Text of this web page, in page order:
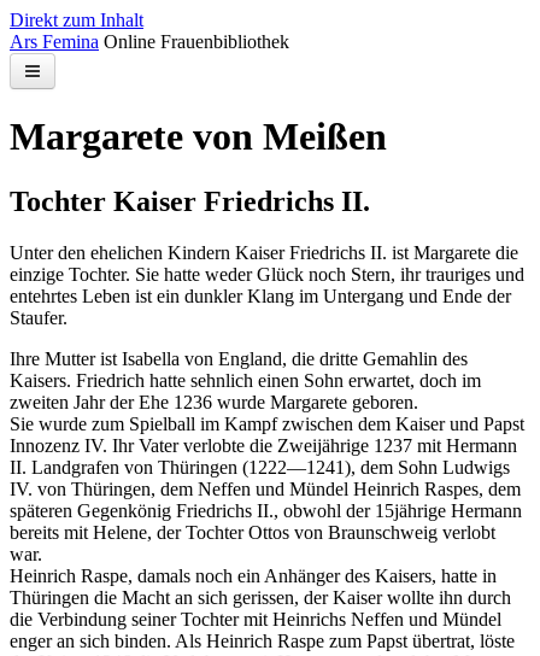
Direkt zum Inhalt
Ars Femina Online Frauenbibliothek
Kontakt
Suchen
Margarete von Meißen
Tochter Kaiser Friedrichs II.
Unter den ehelichen Kindern Kaiser Friedrichs II. ist Margarete die
einzige Tochter. Sie hatte weder Glück noch Stern, ihr trauriges und
entehrtes Leben ist ein dunkler Klang im Untergang und Ende der
Staufer.
Ihre Mutter ist Isabella von England, die dritte Gemahlin des
Kaisers. Friedrich hatte sehnlich einen Sohn erwartet, doch im
zweiten Jahr der Ehe 1236 wurde Margarete geboren.
Sie wurde zum Spielball im Kampf zwischen dem Kaiser und Papst
Innozenz IV. Ihr Vater verlobte die Zweijährige 1237 mit Hermann
II. Landgrafen von Thüringen (1222—1241), dem Sohn Ludwigs
IV. von Thüringen, dem Neffen und Mündel Heinrich Raspes, dem
späteren Gegenkönig Friedrichs II., obwohl der 15jährige Hermann
bereits mit Helene, der Tochter Ottos von Braunschweig verlobt
war.
Heinrich Raspe, damals noch ein Anhänger des Kaisers, hatte in
Thüringen die Macht an sich gerissen, der Kaiser wollte ihn durch
die Verbindung seiner Tochter mit Heinrichs Neffen und Mündel
enger an sich binden. Als Heinrich Raspe zum Papst übertrat, löste